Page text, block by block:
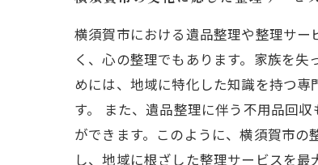
横須賀市における遺品整理や整理サ
く、心の整理でもあります。家族を
めには、地域に特化した知識を持つ
す。 また、遺品整理に伴う不用品回
ができます。このように、横須賀市
し、地域に根ざした整理サービスを